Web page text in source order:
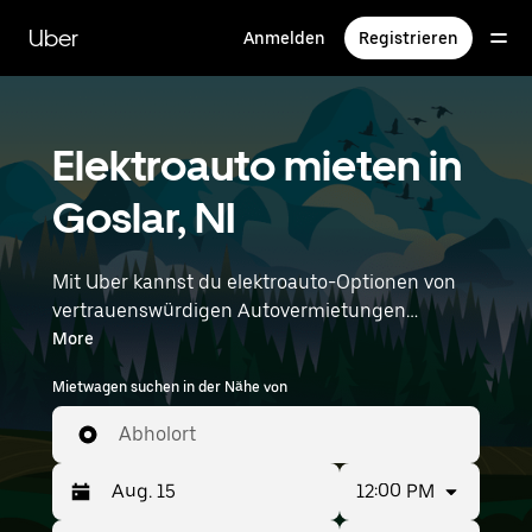
zum
Hauptinhalt
Uber Anmelden Registrieren
Elektroauto mieten in
Goslar, NI
Mit Uber kannst du elektroauto-Optionen von
vertrauenswürdigen Autovermietungen
durchstöbern. Elektrische Fahrten in Goslar.
Elektrofahrzeuge vereinen Nachhaltigkeit,
angenehmes Handling und moderne
Funktionen – und das alles ohne
Auspuffemissionen. Gib deine Zeit- und
Standortangaben (z. B. Hannover Airport) ein,
um elektroauto-Vermietungen in deiner Nähe
More
Mietwagen suchen in der Nähe von
Abholort
12:00 PM